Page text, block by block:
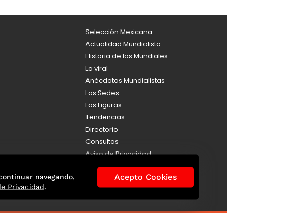
Selección Mexicana
Actualidad Mundialista
Historia de los Mundiales
Lo viral
Anécdotas Mundialistas
Las Sedes
Las Figuras
Tendencias
Directorio
Consultas
Aviso de Privacidad
navegando,
Privacidad.
Acepto Cookies